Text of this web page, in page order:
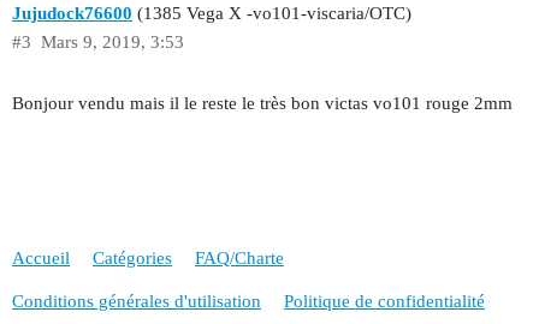
Jujudock76600 (1385 Vega X -vo101-viscaria/OTC)
Mars 9, 2019, 3:53
#3
Bonjour vendu mais il le reste le très bon victas vo101 rouge 2mm
Accueil Catégories FAQ/Charte
Conditions générales d'utilisation Politique de confidentialité